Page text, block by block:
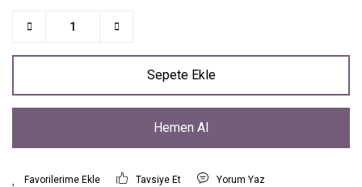
Sepete Ekle
Hemen Al
Tavsiye Et Yorum Yaz